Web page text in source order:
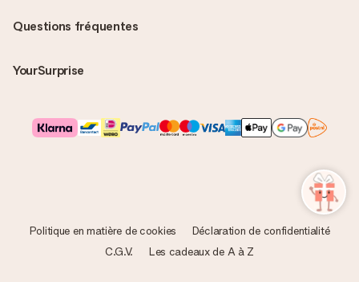
Questions fréquentes
YourSurprise
Politique en matière de cookies
Déclaration de confidentialité
C.G.V.
Les cadeaux de A à Z